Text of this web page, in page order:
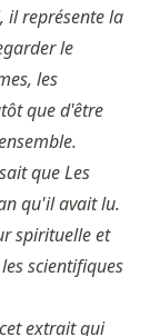
il représente la
le
les
que d'être
que Les
qu'il avait lu.
spirituelle et
scientifiques
extrait qui